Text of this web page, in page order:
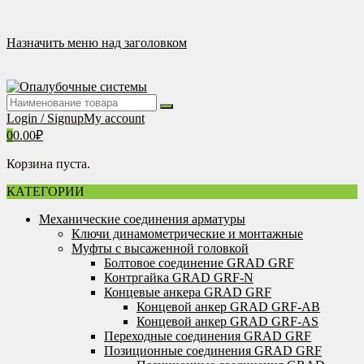
содержимому
Назначить меню над заголовком
Login / SignupMy account
00.00₽
Корзина пуста.
КАТЕГОРИИ
Механические соединения арматуры
Ключи динамометрические и монтажные
Муфты с высаженной головкой
Болтовое соединение GRAD GRF
Контргайка GRAD GRF-N
Концевые анкера GRAD GRF
Концевой анкер GRAD GRF-AB
Концевой анкер GRAD GRF-AS
Переходные соединения GRAD GRF
Позиционные соединения GRAD GRF